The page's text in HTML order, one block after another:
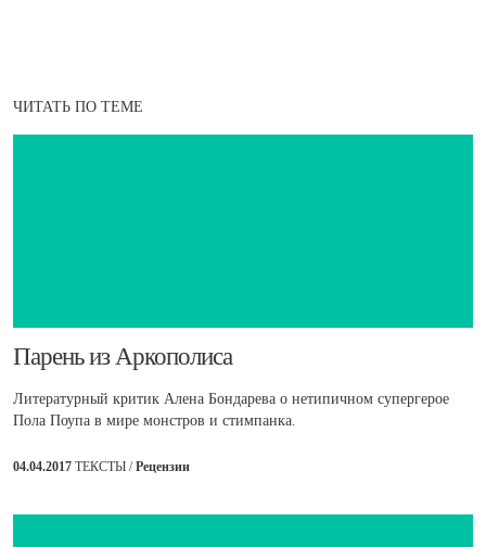
ЧИТАТЬ ПО ТЕМЕ
​Парень из Аркополиса
Литературный критик Алена Бондарева о нетипичном супергерое
Пола Поупа в мире монстров и стимпанка.
04.04.2017 ТЕКСТЫ /Рецензии